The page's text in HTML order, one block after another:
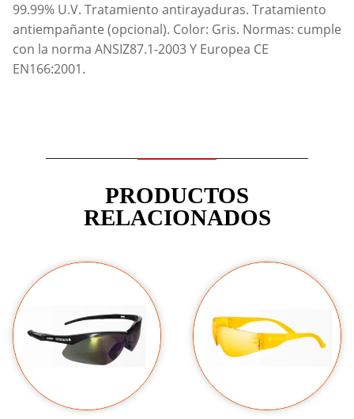
99.99% U.V. Tratamiento antirayaduras. Tratamiento
antiempañante (opcional). Color: Gris. Normas: cumple
con la norma ANSIZ87.1-2003 Y Europea CE
EN166:2001.
PRODUCTOS
RELACIONADOS